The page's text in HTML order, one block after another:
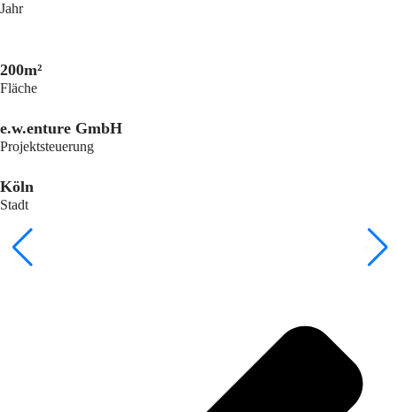
Jahr
200m²
Fläche
e.w.enture GmbH
Projektsteuerung
Köln
Stadt